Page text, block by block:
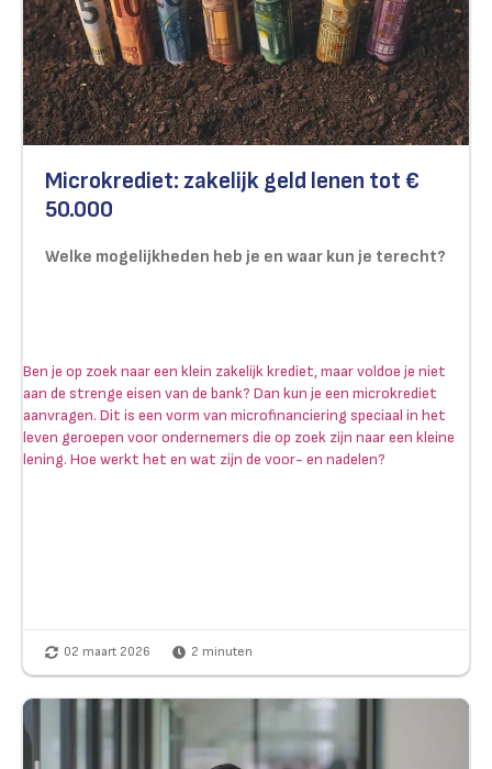
Microkrediet: zakelijk geld lenen tot €
50.000
Welke mogelijkheden heb je en waar kun je terecht?
Ben je op zoek naar een klein zakelijk krediet, maar voldoe je niet
aan de strenge eisen van de bank? Dan kun je een microkrediet
aanvragen. Dit is een vorm van microfinanciering speciaal in het
leven geroepen voor ondernemers die op zoek zijn naar een kleine
lening. Hoe werkt het en wat zijn de voor- en nadelen?
02 maart 2026 2 minuten